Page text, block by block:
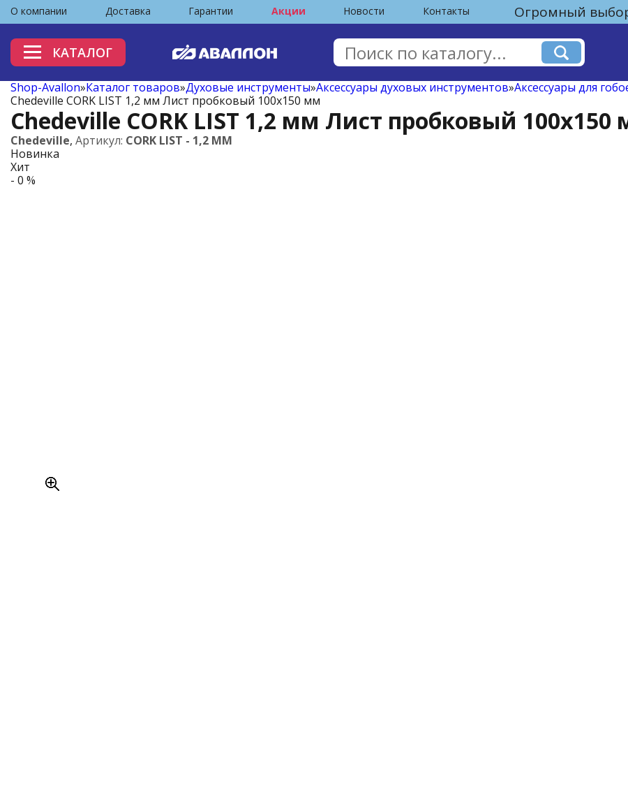
О компании Доставка Гарантии Акции Новости Контакты Огромный
КАТАЛОГ
Shop-Avallon»Каталог товаров»Духовые инструменты»Аксессуары духовых инструментов»Аксессуары для
Chedeville CORK LIST 1,2 мм Лист пробковый 100х150 мм
Chedeville CORK LIST 1,2 мм Лист пробковый 100х150
Chedeville, Артикул: CORK LIST - 1,2 MM
Новинка
Хит
- 0 %